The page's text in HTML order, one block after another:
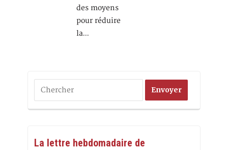
des moyens
pour réduire
la…
La lettre hebdomadaire de